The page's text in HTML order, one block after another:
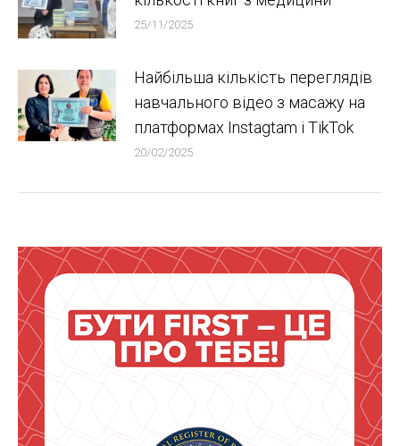
25/11/2025
Найбільша кількість переглядів
навчального відео з масажу на
платформах Instagtam i TikTok
20/02/2025